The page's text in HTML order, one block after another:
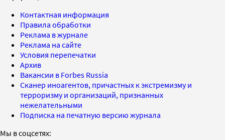
Контактная информация
Правила обработки
Реклама в журнале
Реклама на сайте
Условия перепечатки
Архив
Вакансии в Forbes Russia
Сканер иноагентов, причастных к экстремизму и
терроризму и организаций, признанных
нежелательными
Подписка на печатную версию журнала
Мы в соцсетях: